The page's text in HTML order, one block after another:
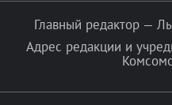
Главный редактор —
Адрес редакции и